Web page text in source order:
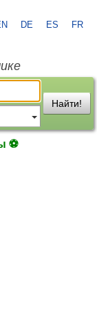
DE ES FR
Найти!
⚽